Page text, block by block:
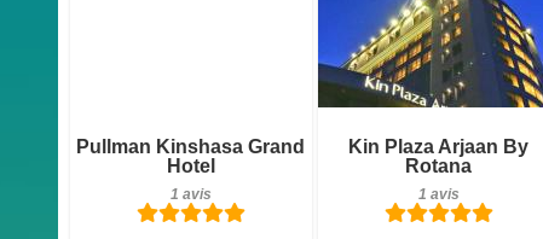
Pullman Kinshasa Grand
Hotel
1 avis
1 avis
Détails
Kin Plaza Arjaan By
Rotana
1 avis
1 avis
Détails